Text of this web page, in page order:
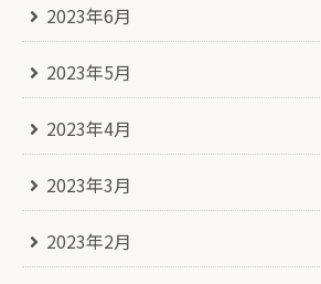
2023年6月
2023年5月
2023年4月
2023年3月
2023年2月